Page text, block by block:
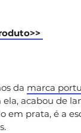
da marca
acabou de
em prata, é a